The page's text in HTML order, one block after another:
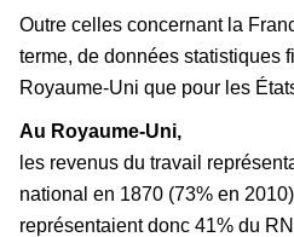
Outre celles concernant la
terme, de données statistiques
Royaume-Uni que pour les
Au Royaume-Uni,
les revenus du travail
national en 1870 (73% en
représentaient donc 41% du